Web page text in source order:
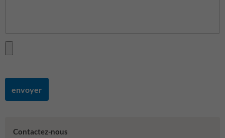
envoyer
Contactez-nous